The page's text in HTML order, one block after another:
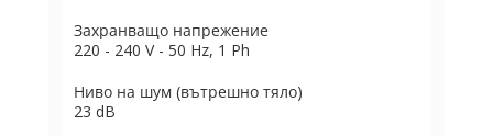
Захранващо напрежение
220 - 240 V - 50 Hz, 1 Ph
Ниво на шум (вътрешно тяло)
23 dB